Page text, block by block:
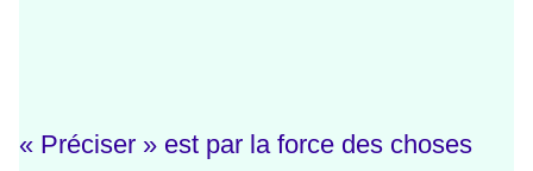
« Préciser » est par la force des choses